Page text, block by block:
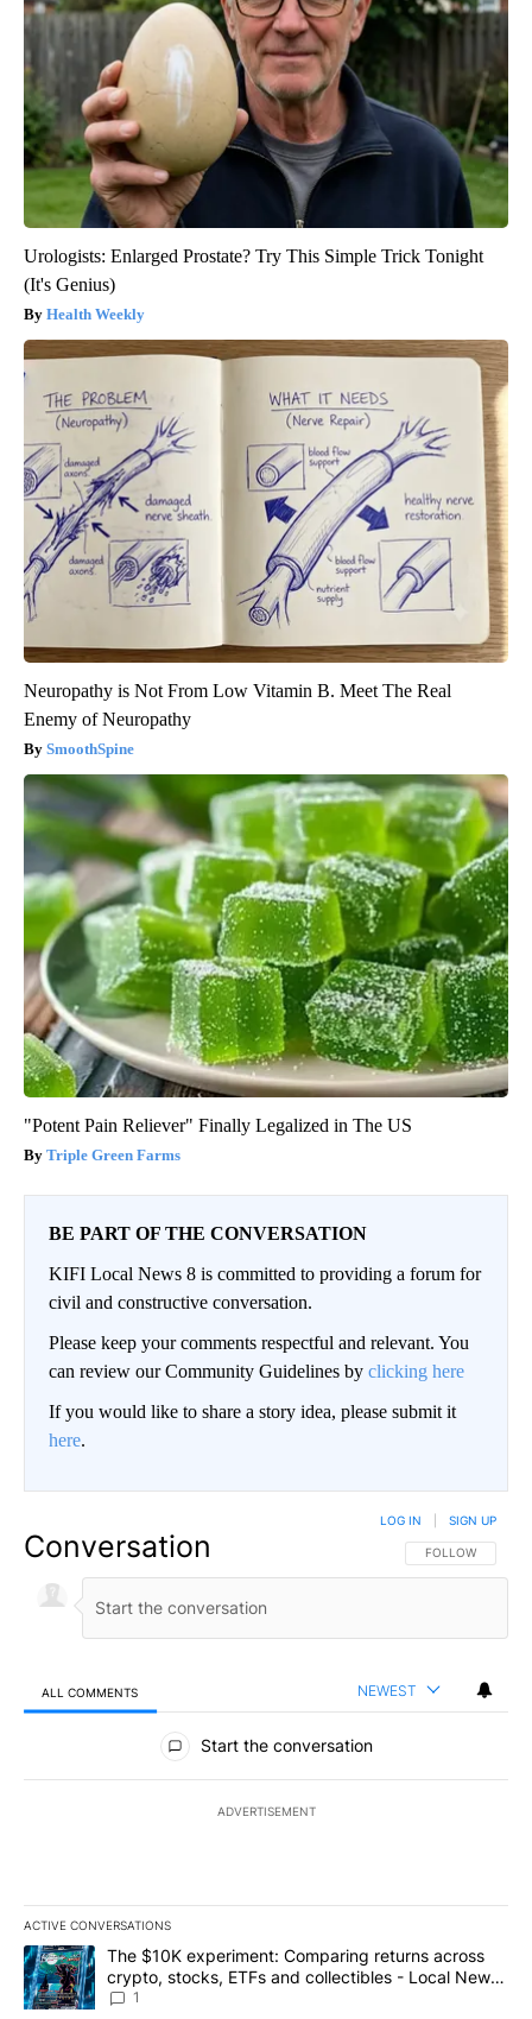
Urologists: Enlarged Prostate? Try This Simple Trick Tonight
(It's Genius)
Health Weekly
Neuropathy is Not From Low Vitamin B. Meet The Real
Enemy of Neuropathy
SmoothSpine
"Potent Pain Reliever" Finally Legalized in The US
Triple Green Farms
BE PART OF THE CONVERSATION
KIFI Local News 8 is committed to providing a forum for
civil and constructive conversation.
Please keep your comments respectful and relevant. You
can review our Community Guidelines by clicking here
If you would like to share a story idea, please submit it
here.
Conversation FOLLOW THIS
FOLLOW
LOG IN SIGN UP
ALL COMMENTS NEWEST
All Comments
Start the conversation
ADVERTISEMENT
ACTIVE CONVERSATIONS
The following is a list of the most commented articles in the last
A trending article titled "The $10K experiment: Comparing
The $10K experiment: Comparing returns across
crypto, stocks, ETFs and collectibles - Local News
8
1